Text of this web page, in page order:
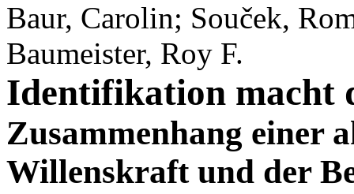
Baur, Carolin; Souček,
Baumeister, Roy F.
Identifikation macht
Zusammenhang einer
Willenskraft und der